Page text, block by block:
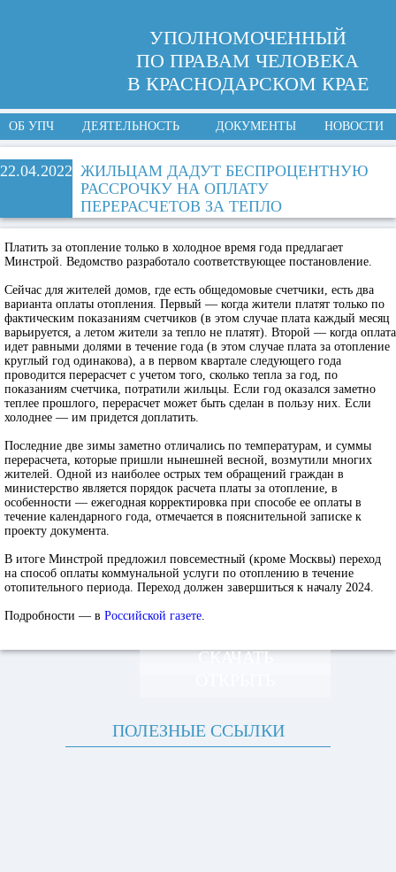
УПОЛНОМОЧЕННЫЙ
ПО ПРАВАМ ЧЕЛОВЕКА
В КРАСНОДАРСКОМ КРАЕ
ОБ УПЧ ДЕЯТЕЛЬНОСТЬ ДОКУМЕНТЫ НОВОСТИ
22.04.2022 ЖИЛЬЦАМ ДАДУТ БЕСПРОЦЕНТНУЮ
РАССРОЧКУ НА ОПЛАТУ
ПЕРЕРАСЧЕТОВ ЗА ТЕПЛО
Платить за отопление только в холодное время года предлагает
Минстрой. Ведомство разработало соответствующее постановление.
Сейчас для жителей домов, где есть общедомовые счетчики, есть два
варианта оплаты отопления. Первый — когда жители платят только по
фактическим показаниям счетчиков (в этом случае плата каждый месяц
варьируется, а летом жители за тепло не платят). Второй — когда оплата
идет равными долями в течение года (в этом случае плата за отопление
круглый год одинакова), а в первом квартале следующего года
проводится перерасчет с учетом того, сколько тепла за год, по
показаниям счетчика, потратили жильцы. Если год оказался заметно
теплее прошлого, перерасчет может быть сделан в пользу них. Если
холоднее — им придется доплатить.
Последние две зимы заметно отличались по температурам, и суммы
перерасчета, которые пришли нынешней весной, возмутили многих
жителей. Одной из наиболее острых тем обращений граждан в
министерство является порядок расчета платы за отопление, в
особенности — ежегодная корректировка при способе ее оплаты в
течение календарного года, отмечается в пояснительной записке к
проекту документа.
В итоге Минстрой предложил повсеместный (кроме Москвы) переход
на способ оплаты коммунальной услуги по отоплению в течение
отопительного периода. Переход должен завершиться к началу 2024.
Подробности — в Российской газете.
СКАЧАТЬ
ПОЛЕЗНЫЕ ССЫЛКИ